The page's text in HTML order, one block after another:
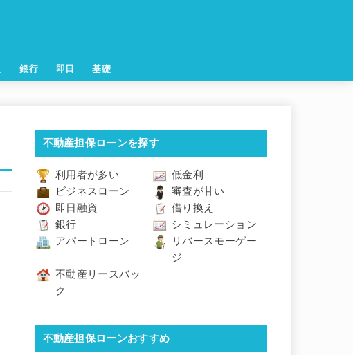
銀行 即日 基礎
不動産担保ローンを探す
利用者が多い
低金利
ビジネスローン
審査が甘い
即日融資
借り換え
銀行
シミュレーション
アパートローン
リバースモーゲー
ジ
不動産リースバッ
ク
不動産担保ローンおすすめ